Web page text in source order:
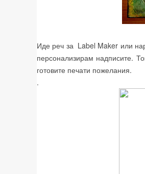
Иде реч за Label Maker или
персонализирам надписите.
готовите печати пожелания.
.